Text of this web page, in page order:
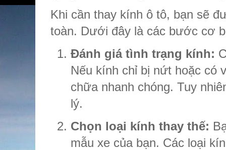
Khi cần thay kính ô tô, bạn sẽ
toàn. Dưới đây là các bước cơ
Đánh giá tình trạng kính:
Nếu kính chỉ bị nứt hoặc có
chữa nhanh chóng. Tuy
lý.
Chọn loại kính thay thế:
mẫu xe của bạn. Các loại